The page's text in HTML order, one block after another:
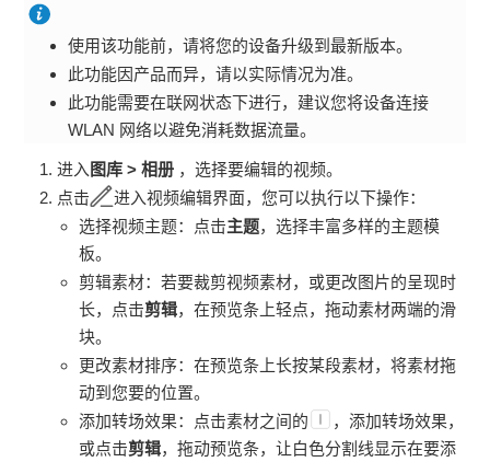
使用该功能前，请将您的设备升级到最新版本。
此功能因产品而异，请以实际情况为准。
此功能需要在联网状态下进行，建议您将设备连接
WLAN 网络以避免消耗数据流量。
进入 图库 >相册 ，选择要编辑的视频。
点击
进入视频编辑界面，您可以执行以下操作：
选择视频主题：点击主题，选择丰富多样的主题模
板。
剪辑素材：若要裁剪视频素材，或更改图片的呈现时
长，点击剪辑，在预览条上轻点，拖动素材两端的滑
块。
更改素材排序：在预览条上长按某段素材，将素材拖
动到您要的位置。
添加转场效果：点击素材之间的
，添加转场效果，
或点击剪辑，拖动预览条，让白色分割线显示在要添